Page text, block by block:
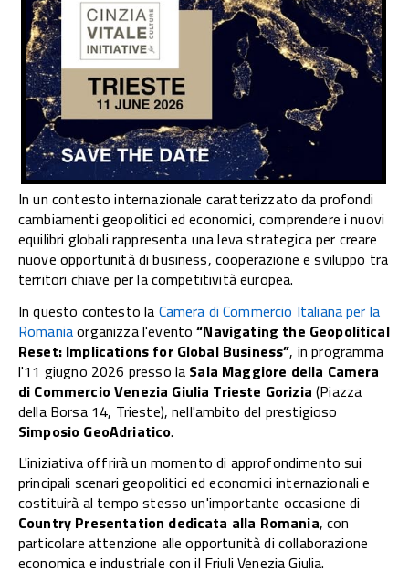
In un contesto internazionale caratterizzato da profondi
cambiamenti geopolitici ed economici, comprendere i nuovi
equilibri globali rappresenta una leva strategica per creare
nuove opportunità di business, cooperazione e sviluppo tra
territori chiave per la competitività europea.
In questo contesto la Camera di Commercio Italiana per la
Romaniaorganizza l'evento“Navigating the Geopolitical
Reset: Implications for Global Business”, in programma
l'11 giugno 2026 presso la Sala Maggiore della Camera
di Commercio Venezia Giulia Trieste Gorizia (Piazza
della Borsa 14, Trieste), nell'ambito del prestigioso
Simposio GeoAdriatico.
L'iniziativa offrirà un momento di approfondimento sui
principali scenari geopolitici ed economici internazionali e
costituirà al tempo stesso un'importante occasione di
Country Presentation dedicata alla Romania, con
particolare attenzione alle opportunità di collaborazione
economica e industriale con il Friuli Venezia Giulia.